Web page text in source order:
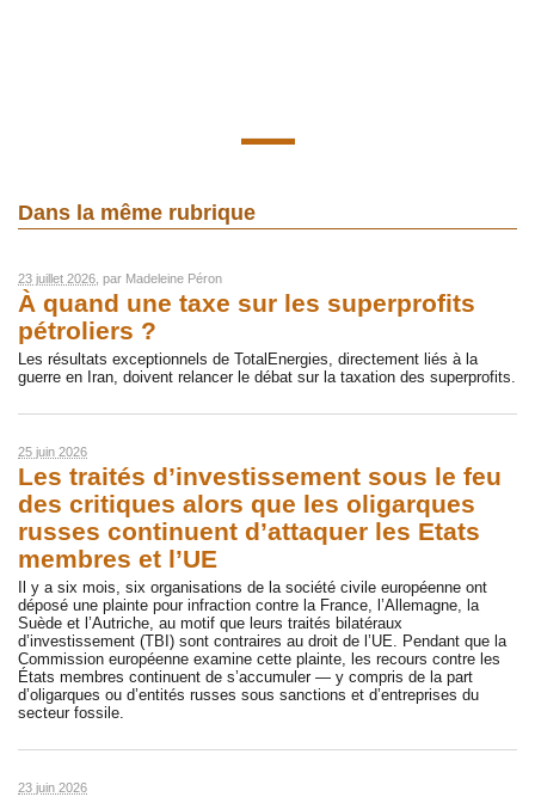
Dans la même rubrique
23 juillet 2026 , par Madeleine Péron
À quand une taxe sur les superprofits
pétroliers ?
Les résultats exceptionnels de TotalEnergies, directement liés à la
guerre en Iran, doivent relancer le débat sur la taxation des superprofits.
25 juin 2026
Les traités d’investissement sous le feu
des critiques alors que les oligarques
russes continuent d’attaquer les Etats
membres et l’UE
Il y a six mois, six organisations de la société civile européenne ont
déposé une plainte pour infraction contre la France, l’Allemagne, la
Suède et l’Autriche, au motif que leurs traités bilatéraux
d’investissement (TBI) sont contraires au droit de l’UE. Pendant que la
Commission européenne examine cette plainte, les recours contre les
États membres continuent de s’accumuler — y compris de la part
d’oligarques ou d’entités russes sous sanctions et d’entreprises du
secteur fossile.
23 juin 2026